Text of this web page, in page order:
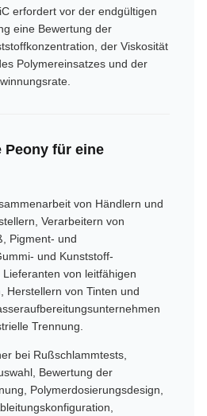
erfordert vor der endgültigen
eine Bewertung der
der Viskosität
Polymereinsatzes und der
Peony für eine
von Händlern und
Verarbeitern von
Pigment- und
und Kunststoff-
von leitfähigen
Herstellern von Tinten und
Trennung.
bei Rußschlammtests,
Bewertung der
Polymerdosierungsdesign,